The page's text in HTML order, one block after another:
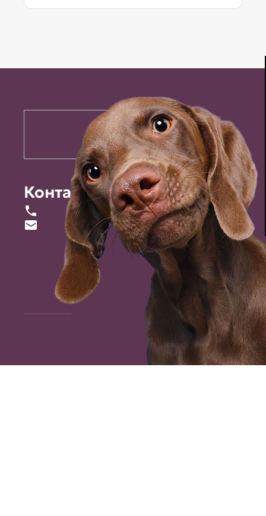
Контакты